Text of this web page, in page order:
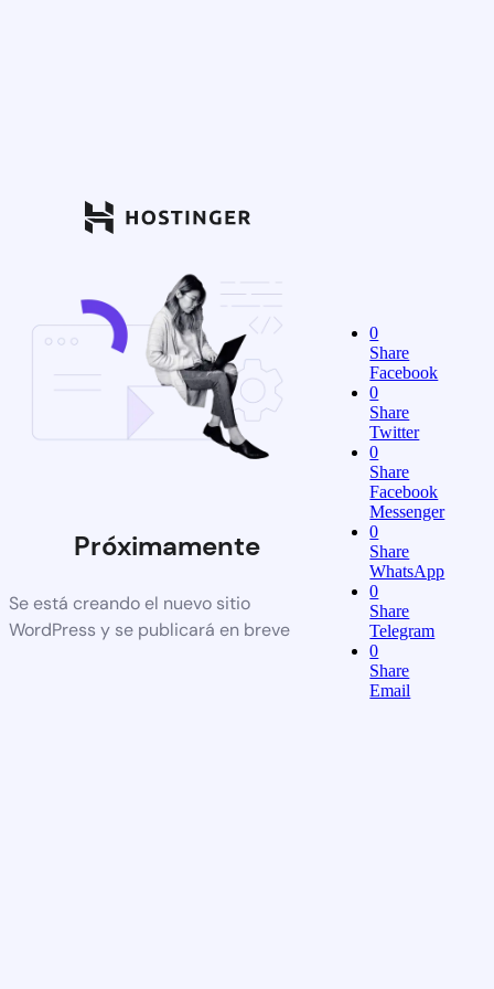
Próximamente
Se está creando el nuevo sitio
WordPress y se publicará en breve
0
Share
Facebook
0
Share
Twitter
0
Share
Facebook
Messenger
0
Share
WhatsApp
0
Share
Telegram
0
Share
Email